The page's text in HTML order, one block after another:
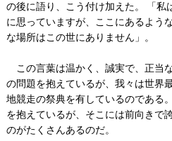
の後に語り、こう付け加えた。 「私
に思っていますが、ここにあるよう
な場所はこの世にありません」。
この言葉は温かく、誠実で、正当
の問題を抱えているが、我々は世界
地競走の祭典を有しているのである
を抱えているが、そこには前向きで
のがたくさんあるのだ。